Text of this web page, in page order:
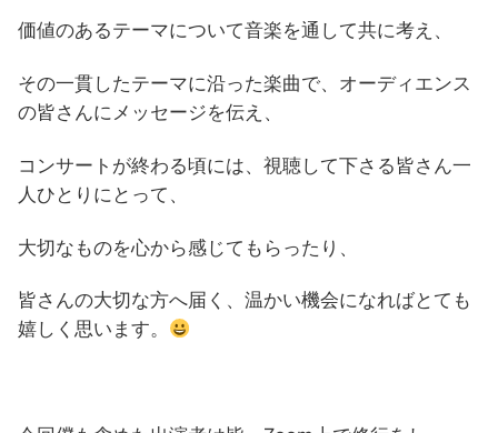
価値のあるテーマについて音楽を通して共に考え、
その一貫したテーマに沿った楽曲で、オーディエンス
の皆さんにメッセージを伝え、
コンサートが終わる頃には、視聴して下さる皆さん一
人ひとりにとって、
大切なものを心から感じてもらったり、
皆さんの大切な方へ届く、温かい機会になればとても
嬉しく思います。